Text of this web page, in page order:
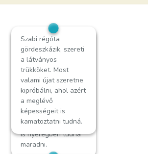
Patrik régóta
bringázik. Elsősorban
hegyen szeret
biciklizni a mountain
bike-jával. Most
olyan bringát keres,
amivel még
extrémebb terepen
(pl. homokon, hóban)
is nyeregben tudna
maradni.
Szabi régóta
gördeszkázik, szereti
a látványos
trükköket. Most
valami újat szeretne
kipróbálni, ahol azért
a meglévő
képességeit is
kamatoztatni tudná.